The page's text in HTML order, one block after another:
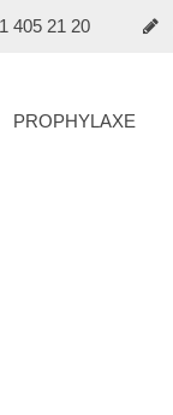
405 21 20
PROPHYLAXE